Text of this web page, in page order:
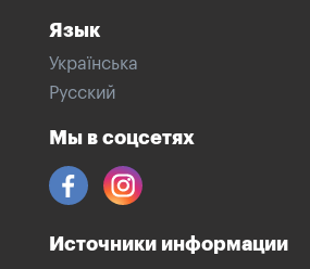
Язык
Українська
Русский
Мы в соцсетях
Источники информации